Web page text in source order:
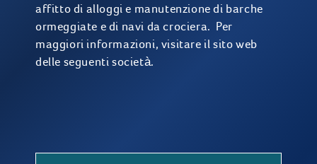
affitto di alloggi e manutenzione di barche
ormeggiate e di navi da crociera. Per
maggiori informazioni, visitare il sito web
delle seguenti società.